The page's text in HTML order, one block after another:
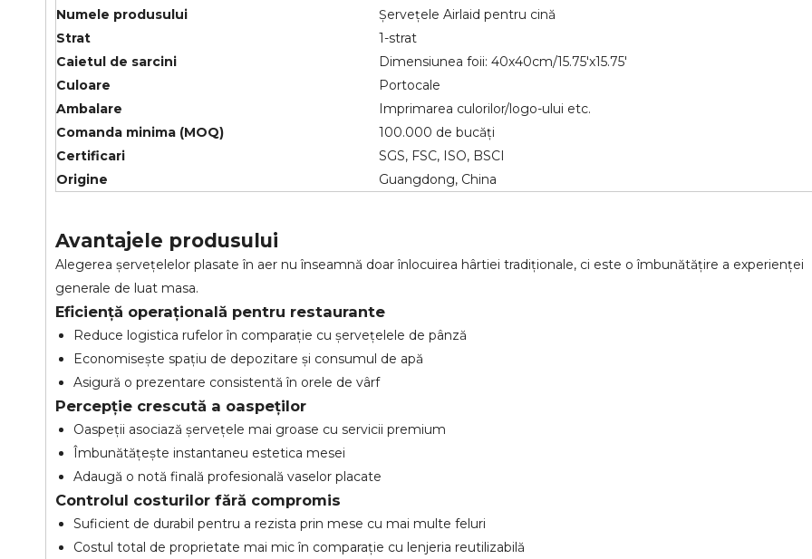
Numele produsului
Șervețele Airlaid pentru cină
Strat
1-strat
Caietul de sarcini
Dimensiunea foii: 40x40cm/15.75'x15.75'
Culoare
Portocale
Ambalare
Imprimarea culorilor/logo-ului etc.
Comanda minima (MOQ)
100.000 de bucăți
Certificari
SGS, FSC, ISO, BSCI
Origine
Guangdong, China
Avantajele produsului
Alegerea șervețelelor plasate în aer nu înseamnă doar înlocuirea hârtiei tradiționale, ci este o îmbunătățire a experienței
generale de luat masa.
Eficiență operațională pentru restaurante
Reduce logistica rufelor în comparație cu șervețelele de pânză
Economisește spațiu de depozitare și consumul de apă
Asigură o prezentare consistentă în orele de vârf
Percepție crescută a oaspeților
Oaspeții asociază șervețele mai groase cu servicii premium
Îmbunătățește instantaneu estetica mesei
Adaugă o notă finală profesională vaselor placate
Controlul costurilor fără compromis
Suficient de durabil pentru a rezista prin mese cu mai multe feluri
Costul total de proprietate mai mic în comparație cu lenjeria reutilizabilă